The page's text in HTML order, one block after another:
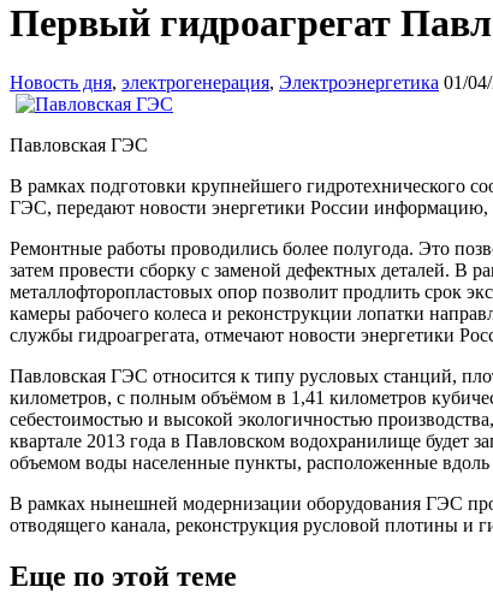
Первый гидроагрегат
Новость дня, электрогенерация, Электроэнергетика 01/
Павловская ГЭС
В рамках подготовки крупнейшего гидротехнического
ГЭС, передают новости энергетики России информацию,
Ремонтные работы проводились более полугода. Это
затем провести сборку с заменой дефектных деталей. В
металлофторопластовых опор позволит продлить срок
камеры рабочего колеса и реконструкции лопатки
службы гидроагрегата, отмечают новости энергетики
Павловская ГЭС относится к типу русловых станций,
километров, с полным объёмом в 1,41 километров
себестоимостью и высокой экологичностью
квартале 2013 года в Павловском водохранилище будет
объемом воды населенные пункты, расположенные
В рамках нынешней модернизации оборудования ГЭС
отводящего канала, реконструкция русловой плотины и
Еще по этой теме